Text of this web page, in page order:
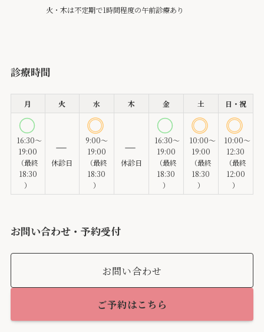
火・木は不定期で1時間程度の午前診療あり
診療時間
月 火 水 木 金 土 日・祝
16:30～
19:00
（最終
18:30
）
休診日
9:00～
19:00
（最終
18:30
）
休診日
16:30～
19:00
（最終
18:30
）
10:00～
19:00
（最終
18:30
）
10:00～
12:30
（最終
12:00
）
お問い合わせ・予約受付
お問い合わせ
ご予約はこちら